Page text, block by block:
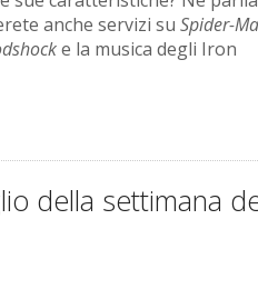
anche servizi su Spider-
e la musica degli Iron
della settimana